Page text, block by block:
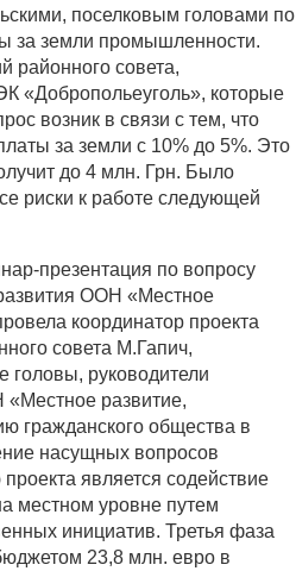
поселковым головами по
за земли промышленности.
районного совета,
«Добропольеуголь», которые
возник в связи с тем, что
за земли с 10% до 5%. Это
до 4 млн. Грн. Было
риски к работе следующей
презентация по вопросу
ООН «Местное
координатор проекта
совета М.Гапич,
головы, руководители
развитие,
гражданского общества в
насущных вопросов
является содействие
местном уровне путем
инициатив. Третья фаза
23,8 млн. евро в